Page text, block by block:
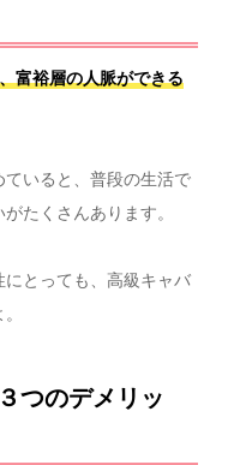
富裕層の人脈ができる
いると、普段の生活で
たくさんあります。
とっても、高級キャバ
つのデメリッ